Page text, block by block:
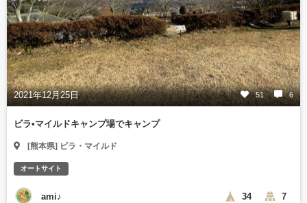
2021年12月25日 51 6
ビラ•マイルドキャンプ場でキャンプ
[熊本県] ビラ・マイルド
オートサイト
ami♪ 34 7